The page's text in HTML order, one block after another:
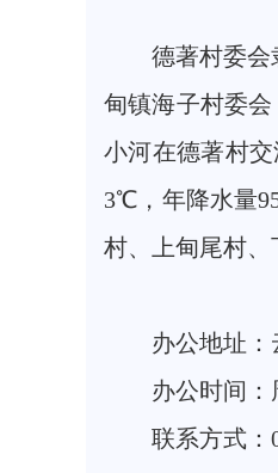
德著村委
甸镇海子村委
小河在德著村交
3℃，年降水量
村、上甸尾村、
办公地址
办公时间：
联系方式：